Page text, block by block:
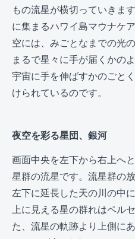
もの流星が横切っていきま
に集まるハワイ島マウナケ
空には、みごとなまでの光
まるで星々に手が届くかの
宇宙に手を伸ばすかのごと
けられているのです。
夜空を彩る星団、銀河
画面中央を左下から右上へ
星群の流星です。流星群の
左下に延長した天の川の中
上に見える星の群れはペル
た、流星の軌跡より上側に